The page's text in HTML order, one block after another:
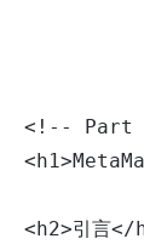
<!-- Part
<h2>引言</